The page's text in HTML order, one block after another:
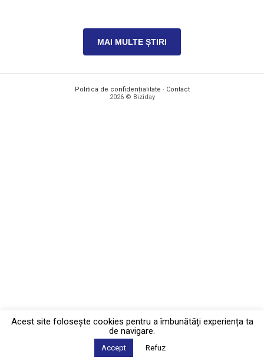
MAI MULTE ȘTIRI
Politica de confidențialitate · Contact
2026 © Biziday
Acest site foloseşte cookies pentru a îmbunătăți experiența ta
de navigare.
Accept Refuz